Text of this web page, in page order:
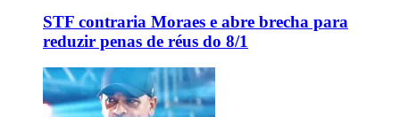
STF contraria Moraes e abre brecha para
reduzir penas de réus do 8/1